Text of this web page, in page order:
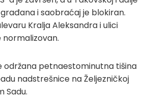
i saobraćaj je blokiran.
Kralja Aleksandra i ulici
normalizovan.
održana petnaestominutna tišina
nadstrešnice na Željezničkoj
Sadu.